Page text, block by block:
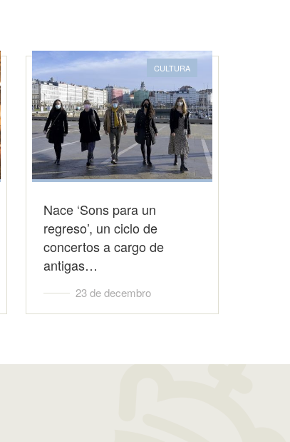
CULTURA
Nace ‘Sons para un
regreso’, un ciclo de
concertos a cargo de
antigas…
23 de decembro